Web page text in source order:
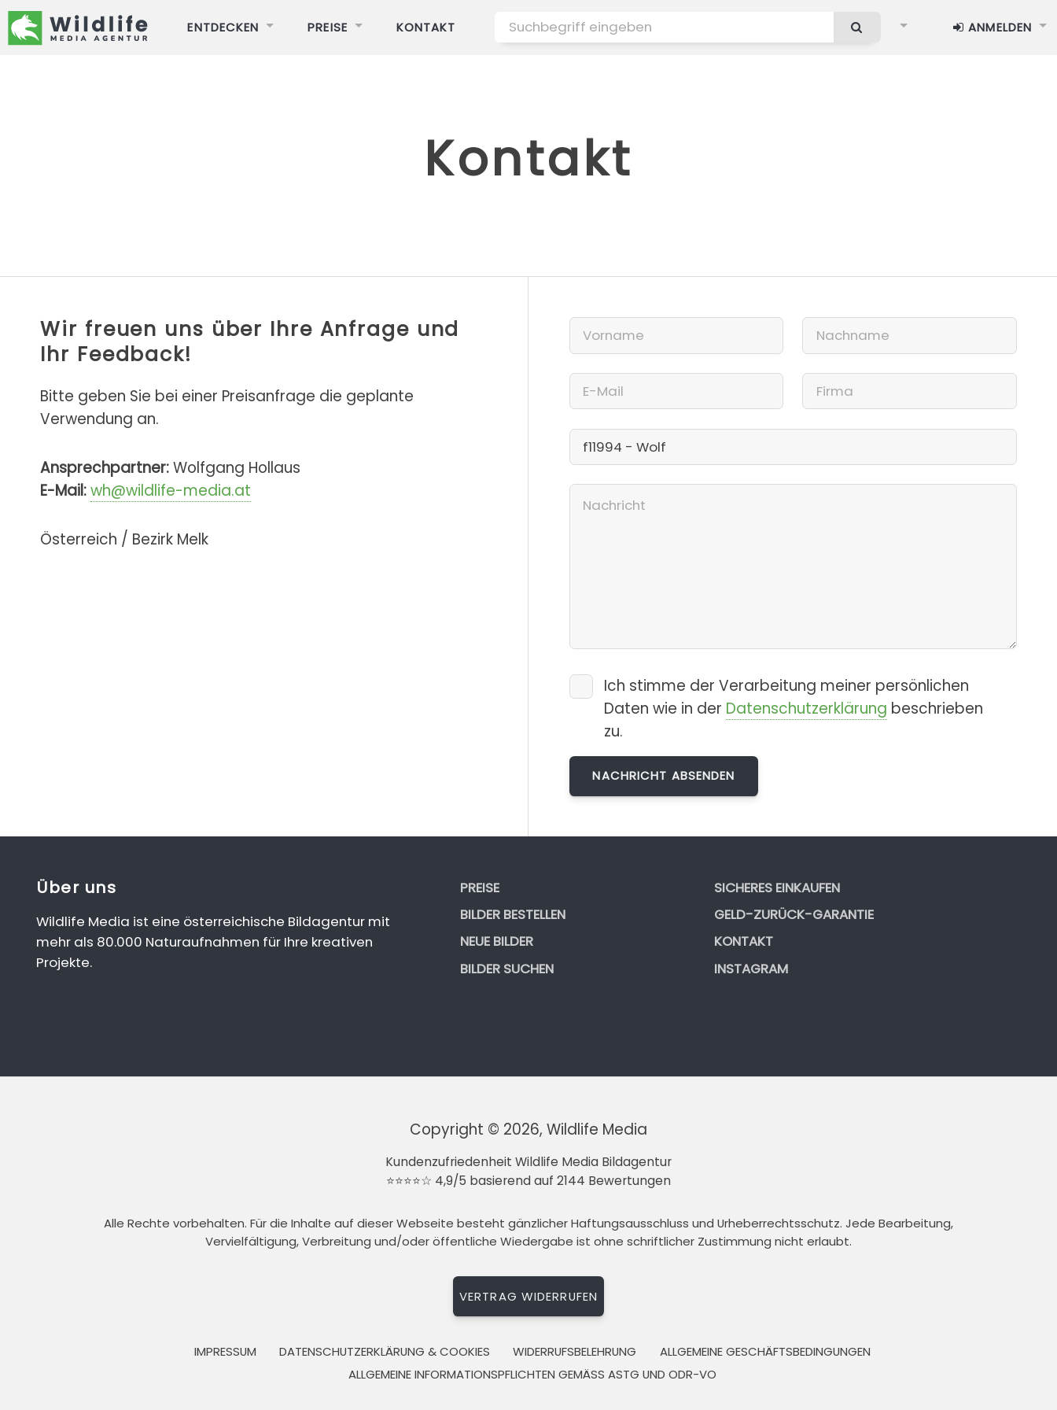
ENTDECKEN PREISE KONTAKT ANMELDEN
Kontakt
Wir freuen uns über Ihre Anfrage und
Ihr Feedback!
Bitte geben Sie bei einer Preisanfrage die geplante
Verwendung an.
Ansprechpartner:Wolfgang Hollaus
E-Mail:wh@wildlife-media.at
Österreich / Bezirk Melk
Ich stimme der Verarbeitung meiner persönlichen
Daten wie in der Datenschutzerklärung beschrieben
zu.
Über uns
Wildlife Media ist eine österreichische Bildagentur mit
mehr als 80.000 Naturaufnahmen für Ihre kreativen
Projekte.
PREISE
BILDER BESTELLEN
NEUE BILDER
BILDER SUCHEN
SICHERES EINKAUFEN
GELD-ZURÜCK-GARANTIE
KONTAKT
INSTAGRAM
Copyright © 2026, Wildlife Media
Kundenzufriedenheit Wildlife Media Bildagentur
⭐⭐⭐⭐☆ 4,9/5 basierend auf 2144 Bewertungen
Alle Rechte vorbehalten. Für die Inhalte auf dieser Webseite besteht gänzlicher Haftungsausschluss und Urheberrechtsschutz. Jede Bearbeitung,
Vervielfältigung, Verbreitung und/oder öffentliche Wiedergabe ist ohne schriftlicher Zustimmung nicht erlaubt.
VERTRAG WIDERRUFEN
IMPRESSUM DATENSCHUTZERKLÄRUNG & COOKIES WIDERRUFSBELEHRUNG
ALLGEMEINE GESCHÄFTSBEDINGUNGEN
ALLGEMEINE INFORMATIONSPFLICHTEN GEMÄSS ASTG UND ODR-VO